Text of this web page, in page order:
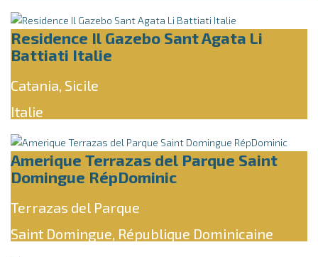
Residence Il Gazebo Sant Agata Li
Battiati Italie
Catania, Sicile
Italie
Amerique Terrazas del Parque Saint
Domingue RépDominic
Terrazas del Parque
Saint Domingue, République Dominicaine